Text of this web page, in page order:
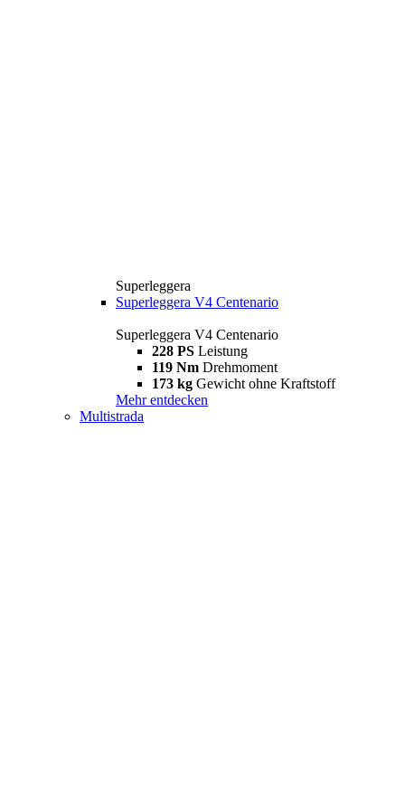
Superleggera
Superleggera V4 Centenario
Superleggera V4 Centenario
228 PS Leistung
119 Nm Drehmoment
173 kg Gewicht ohne Kraftstoff
Mehr entdecken
Multistrada